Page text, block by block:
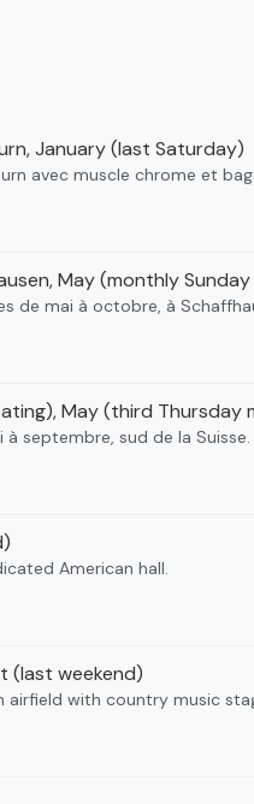
January (last Saturday)
avec muscle chrome et
May (monthly
de mai à octobre, à
May (third Thursday
septembre, sud de la Suisse.
American hall.
(last weekend)
airfield with country music